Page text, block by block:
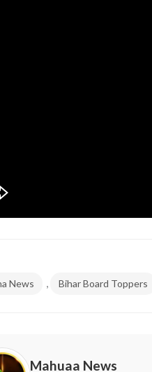
News
, Bihar Board Toppers
Mahuaa News